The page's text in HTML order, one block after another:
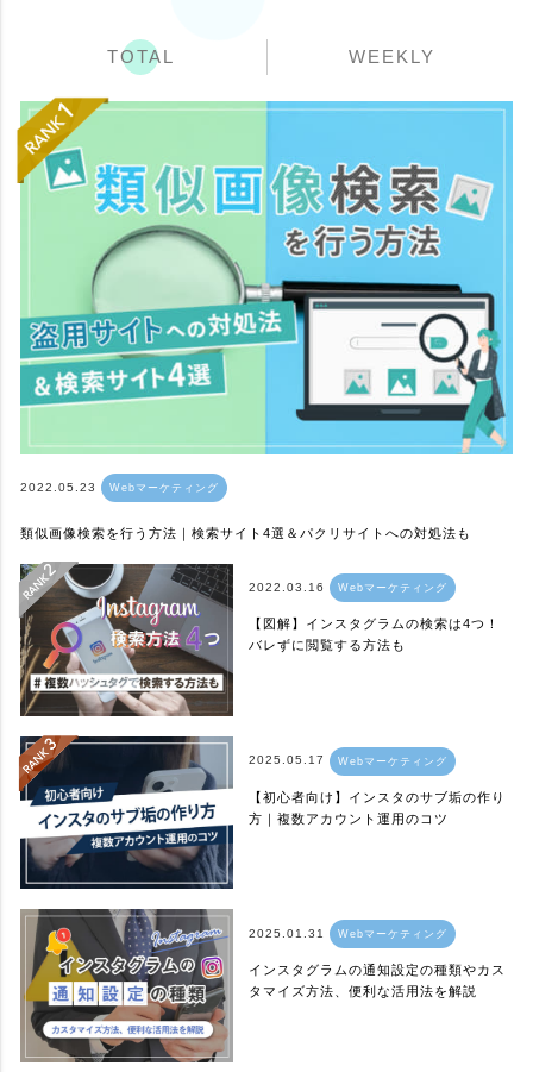
TOTAL WEEKLY
2022.05.23 Webマーケティング
類似画像検索を行う方法｜検索サイト4選＆パクリサイトへの対処法も
2022.03.16 Webマーケティング
【図解】インスタグラムの検索は4つ！
バレずに閲覧する方法も
2025.05.17 Webマーケティング
【初心者向け】インスタのサブ垢の作り
方｜複数アカウント運用のコツ
2025.01.31 Webマーケティング
インスタグラムの通知設定の種類やカス
タマイズ方法、便利な活用法を解説